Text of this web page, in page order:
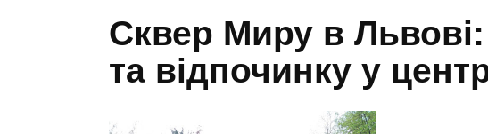
Сквер Миру в
та відпочинку у